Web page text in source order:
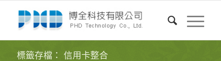
標籤存檔： 信用卡整合